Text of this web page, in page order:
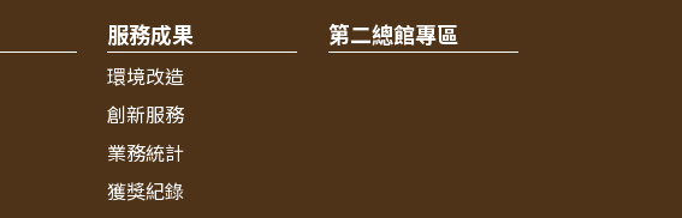
服務成果
環境改造
創新服務
業務統計
獲獎紀錄
第二總館專區